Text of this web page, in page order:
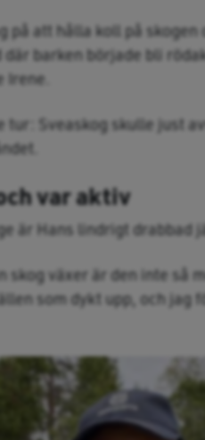
på att hålla koll på
barken började bli
Irene.
tur: Sveaskog skulle just
var aktiv
är Hans lindrigt drabbad
skog växer är den inte
som dykt upp, och jag